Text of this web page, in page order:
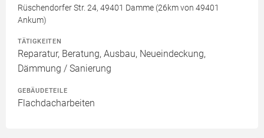
Rüschendorfer Str. 24, 49401 Damme (26km von 49401
Ankum)
TÄTIGKEITEN
Reparatur, Beratung, Ausbau, Neueindeckung,
Dämmung / Sanierung
GEBÄUDETEILE
Flachdacharbeiten